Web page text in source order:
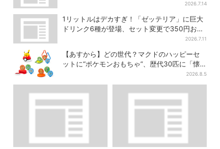
2026.7.14
1リットルはデカすぎ！「ゼッテリア」に巨大
ドリンク6種が登場、セット変更で350円お得
2026.7.11
【あすから】どの世代？マクドのハッピーセ
ットに“ポケモンおもちゃ”、歴代30匹に「懐
2026.8.5